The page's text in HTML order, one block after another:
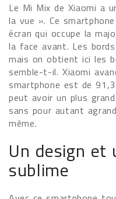
Le Mi Mix de Xiaomi a
la vue ». Ce
écran qui occupe la
la face avant. Les
mais on obtient ici les
semble-t-il. Xiaomi
smartphone est de
peut avoir un plus
sans pour autant
même.
Un design et
sublime